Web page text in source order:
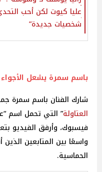
عليا كيوت لكن أحب
شخصيات جديدة” ‎
باسم سمرة يشعل
شارك الفنان باسم سمرة
العتاولة” التي تحمل اسم
فيسبوك، وأرفق الفيديو
واسعًا بين المتابعين الذين
الحماسية.